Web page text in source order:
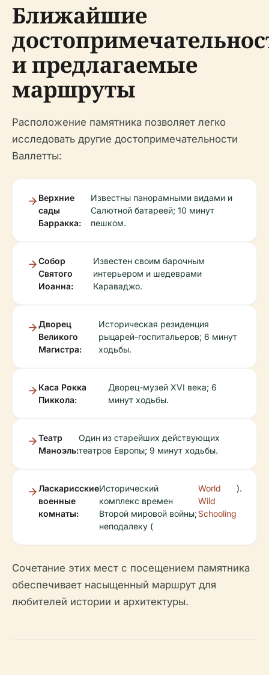
Ближайшие
и предлагаемые
маршруты
Расположение памятника позволяет легко
исследовать другие достопримечательности
Валлетты:
Верхние
сады
Барракка:
Известны панорамными видами и
Салютной батареей; 10 минут
пешком.
Собор
Святого
Иоанна:
Известен своим барочным
интерьером и шедеврами
Караваджо.
Дворец
Великого
Магистра:
Историческая резиденция
рыцарей-госпитальеров; 6 минут
ходьбы.
Каса Рокка
Пиккола:
Дворец-музей XVI века; 6
минут ходьбы.
Театр
Маноэль:
Один из старейших действующих
театров Европы; 9 минут ходьбы.
Ласкарисские
военные
комнаты:
Исторический
комплекс времен
Второй мировой войны;
неподалеку (
World
Wild
Schooling
).
Сочетание этих мест с посещением памятника
обеспечивает насыщенный маршрут для
любителей истории и архитектуры.